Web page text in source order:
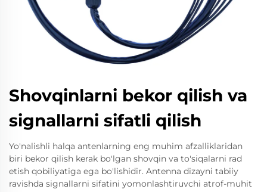
Shovqinlarni bekor qilish va
signallarni sifatli qilish
Yo'nalishli halqa antenlarning eng muhim afzalliklaridan
biri bekor qilish kerak bo'lgan shovqin va to'siqalarni rad
etish qobiliyatiga ega bo'lishidir. Antenna dizayni tabiiy
ravishda signallarni sifatini yomonlashtiruvchi atrof-muhit